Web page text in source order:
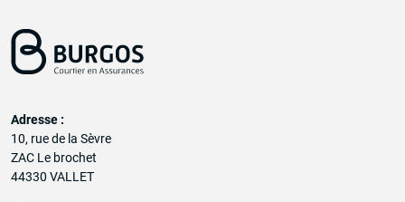
Adresse :
10, rue de la Sèvre
ZAC Le brochet
44330 VALLET